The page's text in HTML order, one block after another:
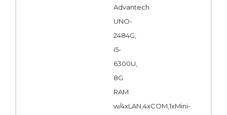
Advantech
UNO-
2484G,
i5-
6300U,
8G
RAM
w/4xLAN,4xCOM,1xMini-